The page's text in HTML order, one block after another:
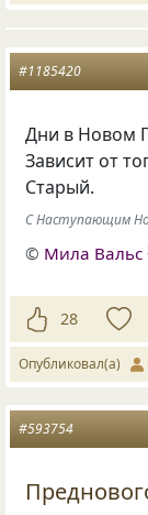
#1185420
Дни в Новом
Зависит от
Старый.
С Наступающим
© Мила Вальс
28
Опубликовал(а)
#593754